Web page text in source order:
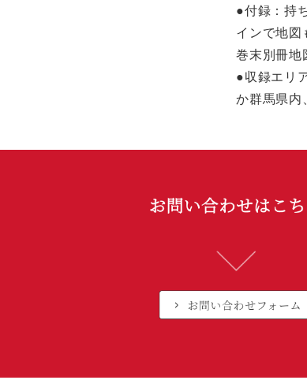
●付録：持
インで地図
巻末別冊地
●収録エリ
か群馬県内